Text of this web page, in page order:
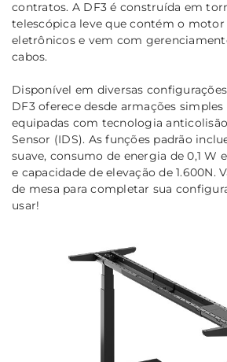
contratos. A DF3 é construída em
telescópica leve que contém o
eletrônicos e vem com
cabos.
Disponível em diversas
DF3 oferece desde armações
equipadas com tecnologia
Sensor (IDS). As funções padrão
suave, consumo de energia de 0,1 W
e capacidade de elevação de 1.600N.
de mesa para completar sua
usar!